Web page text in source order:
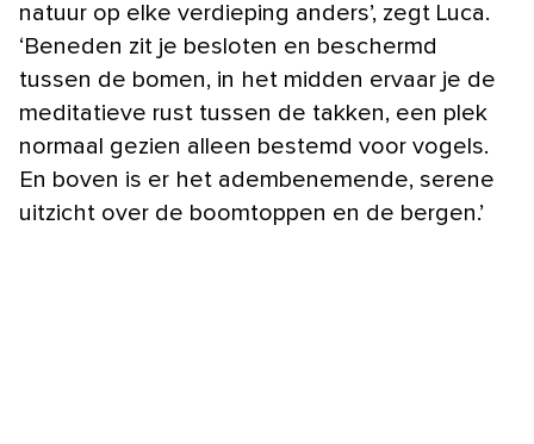
natuur op elke verdieping anders’, zegt Luca.
‘Beneden zit je besloten en beschermd
tussen de bomen, in het midden ervaar je de
meditatieve rust tussen de takken, een plek
normaal gezien alleen bestemd voor vogels.
En boven is er het adembenemende, serene
uitzicht over de boomtoppen en de bergen.’